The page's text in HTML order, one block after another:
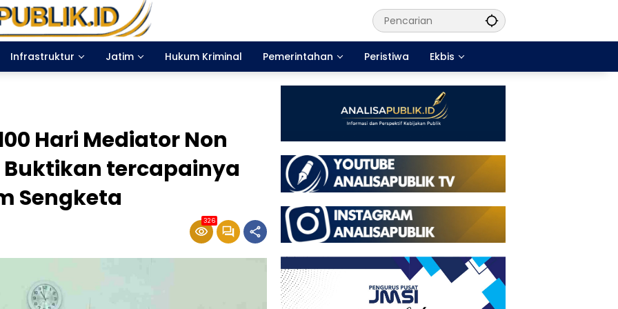
Infrastruktur Jatim Hukum Kriminal Pemerintahan Peristiwa Ekbis
Hari Mediator Non
Buktikan tercapainya
Sengketa
326